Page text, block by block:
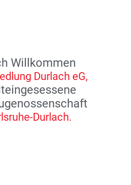
Willkommen
Durlach eG,
Durlach.